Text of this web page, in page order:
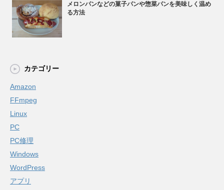
メロンパンなどの菓子パンや惣菜パンを美味しく温め
る方法
カテゴリー
Amazon
FFmpeg
Linux
PC
PC修理
Windows
WordPress
アプリ